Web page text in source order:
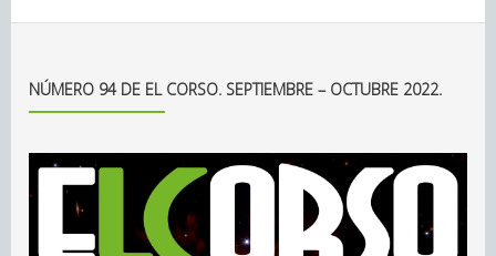
NÚMERO 94 DE EL CORSO. SEPTIEMBRE – OCTUBRE 2022.